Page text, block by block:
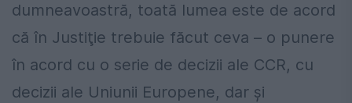
dumneavoastră, toată lumea este de acord
că în Justiţie trebuie făcut ceva – o punere
în acord cu o serie de decizii ale CCR, cu
decizii ale Uniunii Europene, dar şi